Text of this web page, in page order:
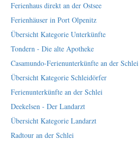
Ferienhaus direkt an der Ostsee
Ferienhäuser in Port Olpenitz
Übersicht Kategorie Unterkünfte
Tondern - Die alte Apotheke
Casamundo-Ferienunterkünfte an der Schlei
Übersicht Kategorie Schleidörfer
Ferienunterkünfte an der Schlei
Deekelsen - Der Landarzt
Übersicht Kategorie Landarzt
Radtour an der Schlei